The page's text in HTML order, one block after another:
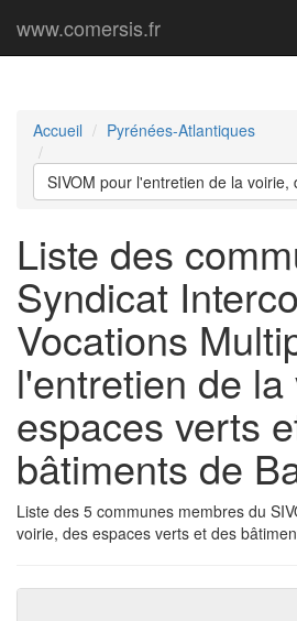
www.comersis.fr
Accueil Pyrénées-Atlantiques
SIVOM pour l'entretien de la
Liste des
Syndicat
Vocations
l'entretien de
espaces verts
bâtiments de
Liste des 5 communes membres du
voirie, des espaces verts et des